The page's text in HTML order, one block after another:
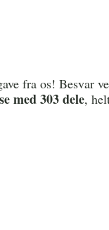
fra os! Besvar
med 303 dele,